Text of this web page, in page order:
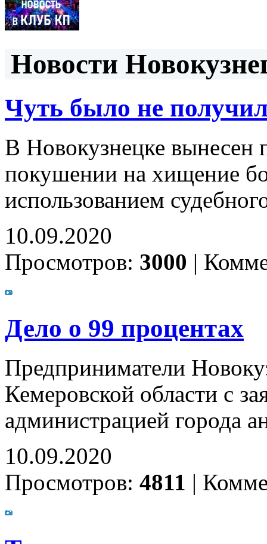
Новости
Чуть было не
В Новокузнецке вынесен
покушении на хищение
использованием
10.09.2020
Просмотров: 3000 |
Дело о 99 процентах
Предприниматели
Кемеровской области с
администрацией города
10.09.2020
Просмотров: 4811 |